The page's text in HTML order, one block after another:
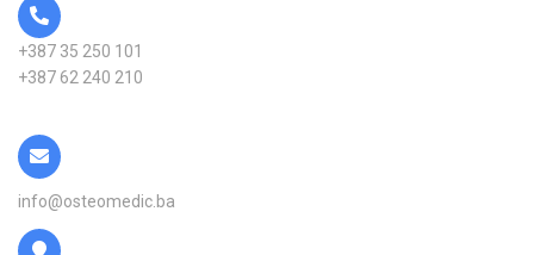
+387 35 250 101
+387 62 240 210
info@osteomedic.ba